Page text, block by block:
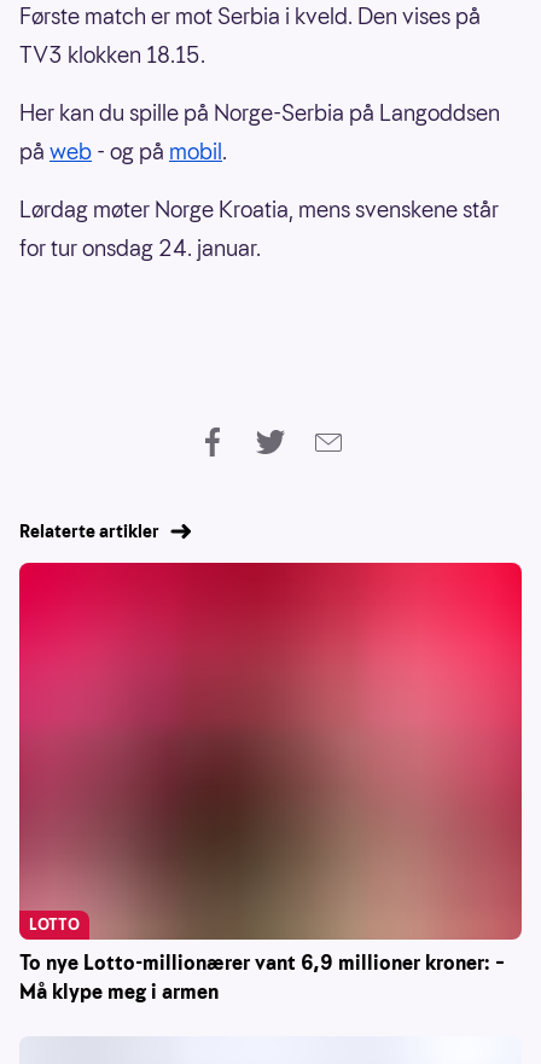
Første match er mot Serbia i kveld. Den vises på
TV3 klokken 18.15.
Her kan du spille på Norge-Serbia på Langoddsen
på web - og på mobil.
Lørdag møter Norge Kroatia, mens svenskene står
for tur onsdag 24. januar.
Relaterte artikler
To nye Lotto-millionærer vant 6,9 millioner kroner: –
Må klype meg i armen
LOTTO